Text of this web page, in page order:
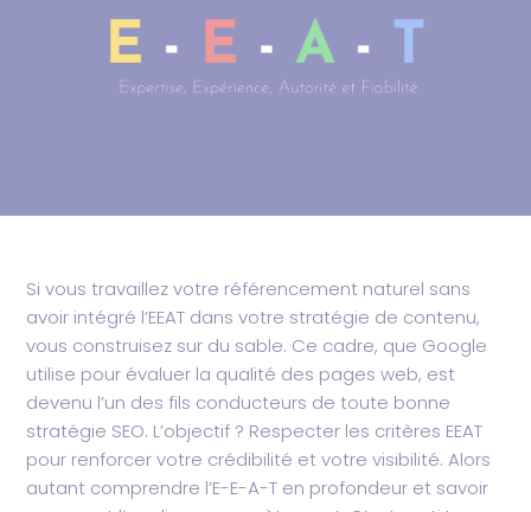
Si vous travaillez votre référencement naturel sans
avoir intégré l’EEAT dans votre stratégie de contenu,
vous construisez sur du sable. Ce cadre, que Google
utilise pour évaluer la qualité des pages web, est
devenu l’un des fils conducteurs de toute bonne
stratégie SEO. L’objectif ? Respecter les critères EEAT
pour renforcer votre crédibilité et votre visibilité. Alors
autant comprendre l’E-E-A-T en profondeur et savoir